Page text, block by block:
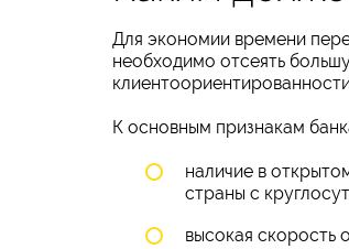
Для экономии времени
необходимо отсеять
К основным признакам
наличие в
страны с
высокая скорость